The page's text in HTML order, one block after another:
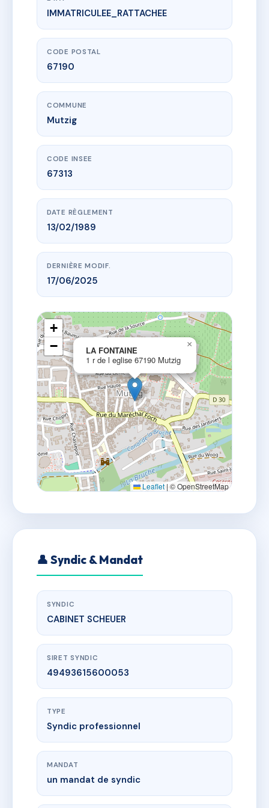
www.vme.plus/AC6695233
LA FONTAINE
1 r de l eglise
IMMATRICULEE_RATTACHEE
CODE POSTAL
67190
COMMUNE
Mutzig
CODE INSEE
67313
DATE RÈGLEMENT
13/02/1989
DERNIÈRE MODIF.
17/06/2025
LA FONTAINE
1 r de l eglise 67190 Mutzig
×
+
−
Leaflet | © OpenStreetMap
👤 Syndic & Mandat
SYNDIC
CABINET SCHEUER
SIRET SYNDIC
49493615600053
TYPE
Syndic professionnel
MANDAT
un mandat de syndic